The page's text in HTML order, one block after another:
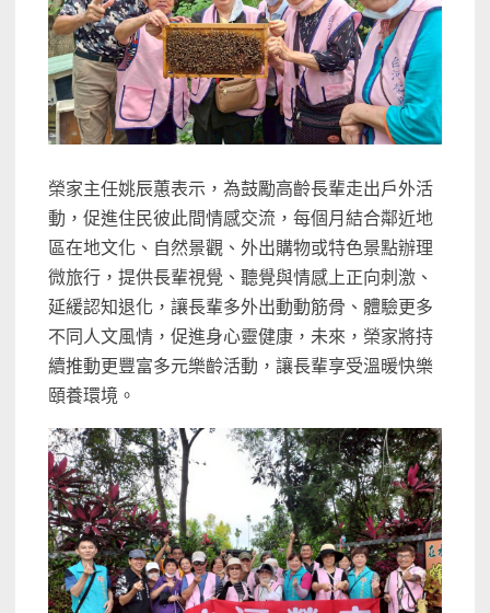
榮家主任姚辰蕙表示，為鼓勵高齡長輩走出戶外活
動，促進住民彼此間情感交流，每個月結合鄰近地
區在地文化、自然景觀、外出購物或特色景點辦理
微旅行，提供長輩視覺、聽覺與情感上正向刺激、
延緩認知退化，讓長輩多外出動動筋骨、體驗更多
不同人文風情，促進身心靈健康，未來，榮家將持
續推動更豐富多元樂齡活動，讓長輩享受溫暖快樂
頤養環境。